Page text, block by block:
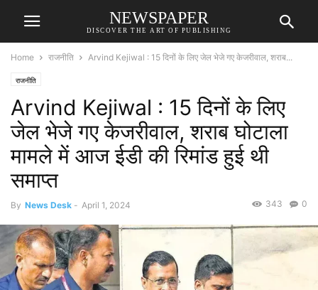
NEWSPAPER
DISCOVER THE ART OF PUBLISHING
Home राजनीति Arvind Kejiwal : 15 दिनों के लिए जेल भेजे गए केजरीवाल, शराब...
राजनीति
Arvind Kejiwal : 15 दिनों के लिए
जेल भेजे गए केजरीवाल, शराब घोटाला
मामले में आज ईडी की रिमांड हुई थी
समाप्त
By News Desk - April 1, 2024 0
343